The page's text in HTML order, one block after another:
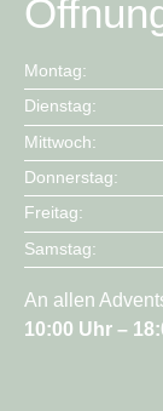
Montag:
Dienstag:
Mittwoch:
Donnerstag:
Freitag:
Samstag:
An allen
10:00 Uhr –